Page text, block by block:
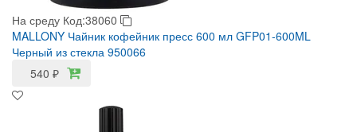
На среду Код:38060
MALLONY Чайник кофейник пресс 600 мл GFP01-600ML
Черный из стекла 950066
540 ₽